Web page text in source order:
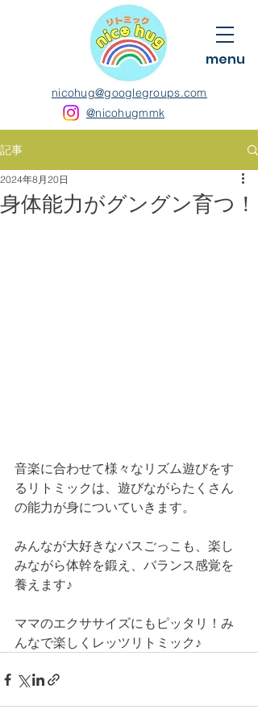
nicohug@googlegroups.com
menu
@nicohugmmk
記事
身体能力がグングン育つ！
2024年8月20日
音楽に合わせて様々なリズム遊びをす
るリトミックは、遊びながらたくさん
の能力が身についていきます。
みんなが大好きなバスごっこも、楽し
みながら体幹を鍛え、バランス感覚を
養えます♪
ママのエクササイズにもピッタリ！み
んなで楽しくレッツリトミック♪